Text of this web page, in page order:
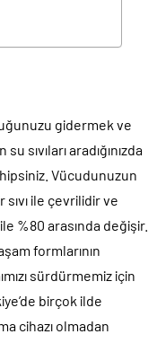
gidermek ve
sıvıları aradığınızda
Vücudunuzun
ile çevrilidir ve
%80 arasında değişir.
formlarının
sürdürmemiz için
birçok ilde
cihazı olmadan